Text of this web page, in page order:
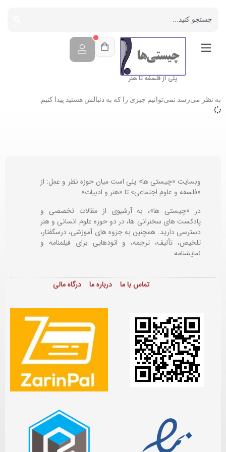
پلی از فلسفه تا هنر
به نظر می‌رسد نمی‌توانیم چیزی را که به دنبالش هستید پیدا کنیم.
وبسایت «چیستی ها» پلی است میان حوزه نظر و عمل: از
«فلسفه و علوم اجتماعی» تا «هنر و ادبیات»
در «چیستی ها»، به آرشیوی از مقالات تخصصی و
پادکست های سخنرانی ها، در دو حوزه علوم انسانی و هنر
دسترسی دارید. همچنین به جزوه های آموزشی، درسگفتار،
تلخیص، تألیف، ترجمه، و اتودهایی برایفیلمنامه و
نمایشنامه.
تماس با ما درباره ما درگاه مالی